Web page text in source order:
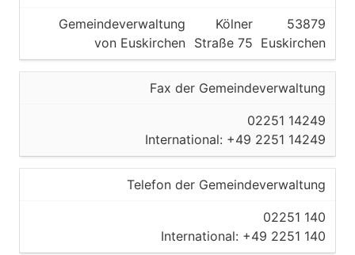
Gemeindeverwaltung
von Euskirchen
Kölner
Straße 75
53879
Euskirchen
Fax der Gemeindeverwaltung
02251 14249
International: +49 2251 14249
Telefon der Gemeindeverwaltung
02251 140
International: +49 2251 140